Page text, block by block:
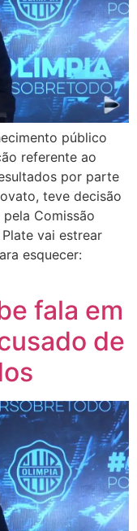
público
referente ao
por parte
teve decisão
Comissão
vai estrear
esquecer:
fala em
de